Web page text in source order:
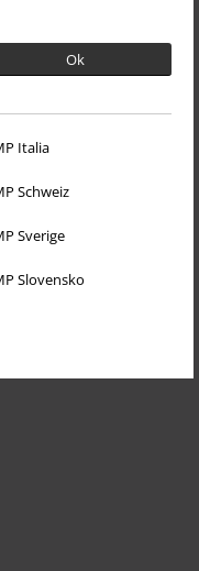
Ok
Italia
Schweiz
Sverige
Slovensko